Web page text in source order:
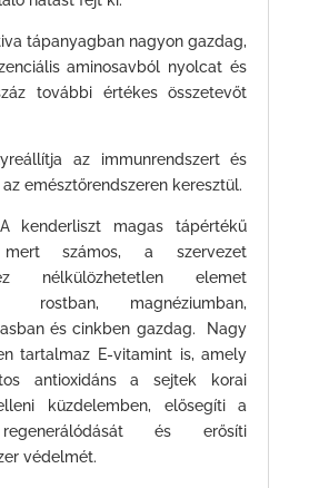
tápanyagban nagyon gazdag,
aminosavból nyolcat és
további értékes összetevőt
az immunrendszert és
emésztőrendszeren keresztül.
kenderliszt magas tápértékű
mert számos, a szervezet
nélkülözhetetlen elemet
rostban, magnéziumban,
és cinkben gazdag. Nagy
tartalmaz E-vitamint is, amely
antioxidáns a sejtek korai
küzdelemben, elősegíti a
és erősíti
védelmét.